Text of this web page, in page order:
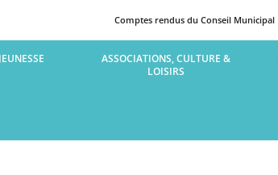
Comptes rendus du Conseil Municipal
ASSOCIATIONS, CULTURE &
LOISIRS